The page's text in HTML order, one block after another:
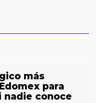
más
para
nadie conoce